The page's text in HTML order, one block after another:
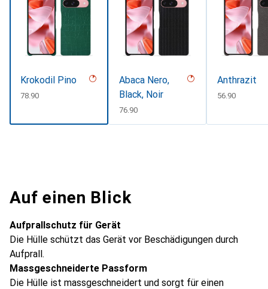
Krokodil Pino
CHF
78.90
Abaca Nero,
Black, Noir
CHF
76.90
Anthrazit
CHF
56.90
Auf einen Blick
Aufprallschutz für Gerät
Die Hülle schützt das Gerät vor Beschädigungen durch
Aufprall.
Massgeschneiderte Passform
Die Hülle ist massgeschneidert und sorgt für einen